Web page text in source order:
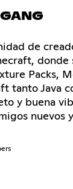
de
donde
Packs,
tanto Java
y buena
nuevos